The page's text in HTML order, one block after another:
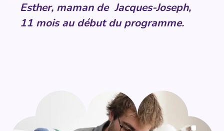
Esther, maman de Jacques-Joseph,
11 mois au début du programme.